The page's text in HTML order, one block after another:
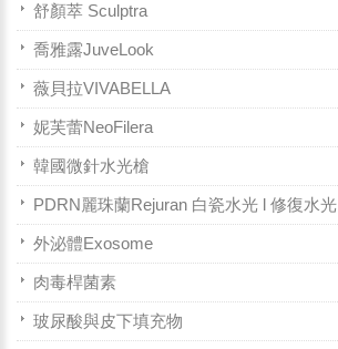
舒顏萃 Sculptra
喬雅露JuveLook
薇貝拉VIVABELLA
妮芙蕾NeoFilera
韓國微針水光槍
PDRN麗珠蘭Rejuran 白瓷水光 l 修復水光
外泌體Exosome
肉毒桿菌素
玻尿酸與皮下填充物